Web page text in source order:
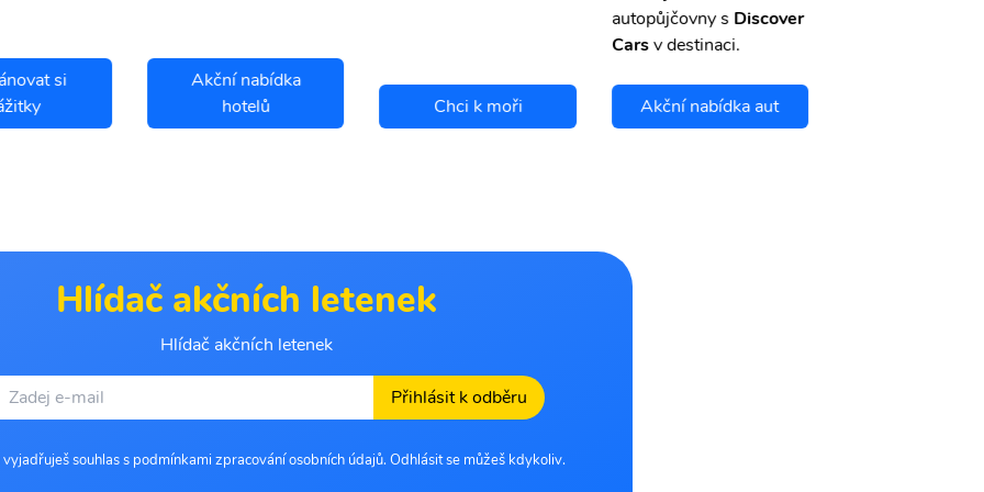
si
Akční nabídka
hotelů
Chci k moři
autopůjčovny s Discover
Carsv destinaci.
Akční nabídka aut
Hlídač akčních letenek
Hlídač akčních letenek
Přihlásit k odběru
vyjadřuješ souhlas s podmínkami zpracování osobních údajů. Odhlásit se můžeš kdykoliv.